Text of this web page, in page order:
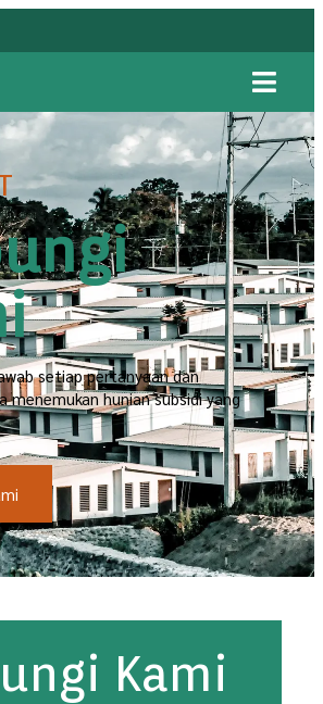
setiap pertanyaan dan
menemukan hunian subsidi yang
Kami